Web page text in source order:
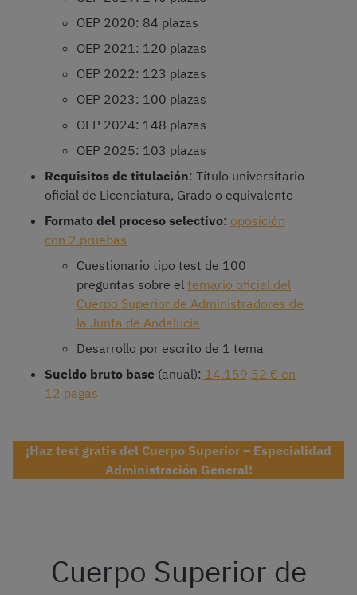
OEP 2020: 84 plazas
OEP 2021: 120 plazas
OEP 2022: 123 plazas
OEP 2023: 100 plazas
OEP 2024: 148 plazas
OEP 2025: 103 plazas
Requisitos de titulación: Título universitario
oficial de Licenciatura, Grado o equivalente
Formato del proceso selectivo: oposición
con 2 pruebas
Cuestionario tipo test de 100
preguntas sobre el temario oficial del
Cuerpo Superior de Administradores de
la Junta de Andalucía
Desarrollo por escrito de 1 tema
Sueldo bruto base (anual): 14.159,52 € en
12 pagas
¡Haz test gratis del Cuerpo Superior – Especialidad
Administración General!
Cuerpo Superior de